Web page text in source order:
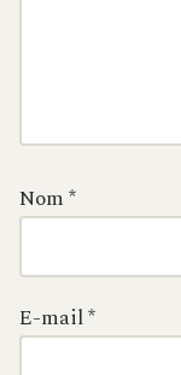
Nom*
E-mail*